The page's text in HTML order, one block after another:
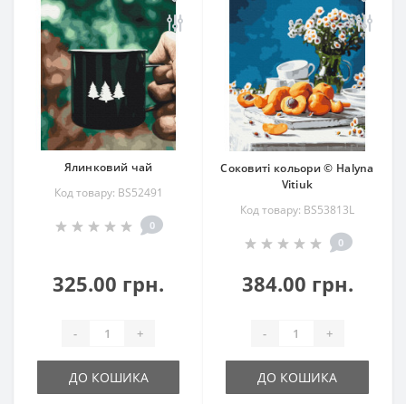
Ялинковий чай
Код товару: BS52491
0
325.00 грн.
- +
ДО КОШИКА
Соковиті кольори © Halyna
Vitiuk
Код товару: BS53813L
0
384.00 грн.
- +
ДО КОШИКА